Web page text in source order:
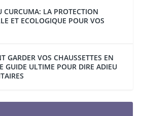
CURCUMA: LA PROTECTION
ET ECOLOGIQUE POUR VOS
GARDER VOS CHAUSSETTES EN
GUIDE ULTIME POUR DIRE ADIEU